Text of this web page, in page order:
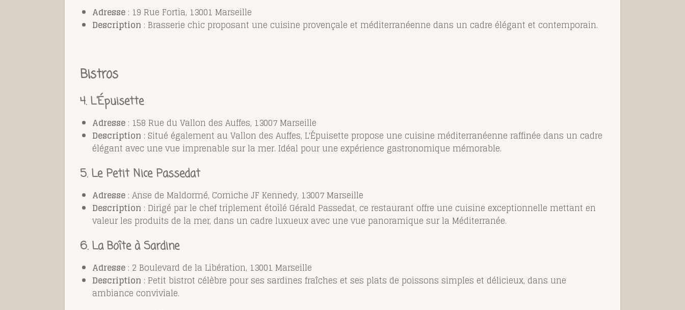
Adresse : 19 Rue Fortia, 13001 Marseille
Description : Brasserie chic proposant une cuisine provençale et méditerranéenne dans un cadre élégant et contemporain.
Bistros
4. L'Épuisette
Adresse : 158 Rue du Vallon des Auffes, 13007 Marseille
Description : Situé également au Vallon des Auffes, L'Épuisette propose une cuisine méditerranéenne raffinée dans un cadre
élégant avec une vue imprenable sur la mer. Idéal pour une expérience gastronomique mémorable.
5. Le Petit Nice Passedat
Adresse : Anse de Maldormé, Corniche JF Kennedy, 13007 Marseille
Description : Dirigé par le chef triplement étoilé Gérald Passedat, ce restaurant offre une cuisine exceptionnelle mettant en
valeur les produits de la mer, dans un cadre luxueux avec une vue panoramique sur la Méditerranée.
6. La Boîte à Sardine
Adresse : 2 Boulevard de la Libération, 13001 Marseille
Description : Petit bistrot célèbre pour ses sardines fraîches et ses plats de poissons simples et délicieux, dans une
ambiance conviviale.